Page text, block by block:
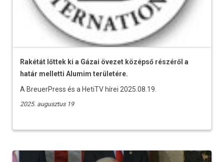
Rakétát lőttek ki a Gázai övezet középső részéről a
határ melletti Alumim területére.
A BreuerPress és a HetiTV hírei 2025.08.19.
2025. augusztus 19